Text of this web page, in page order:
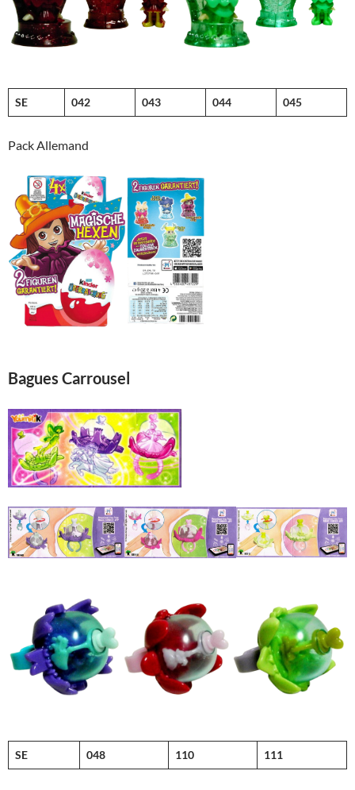
SE 042 043 044 045
Pack Allemand
Bagues Carrousel
SE 048 110 111